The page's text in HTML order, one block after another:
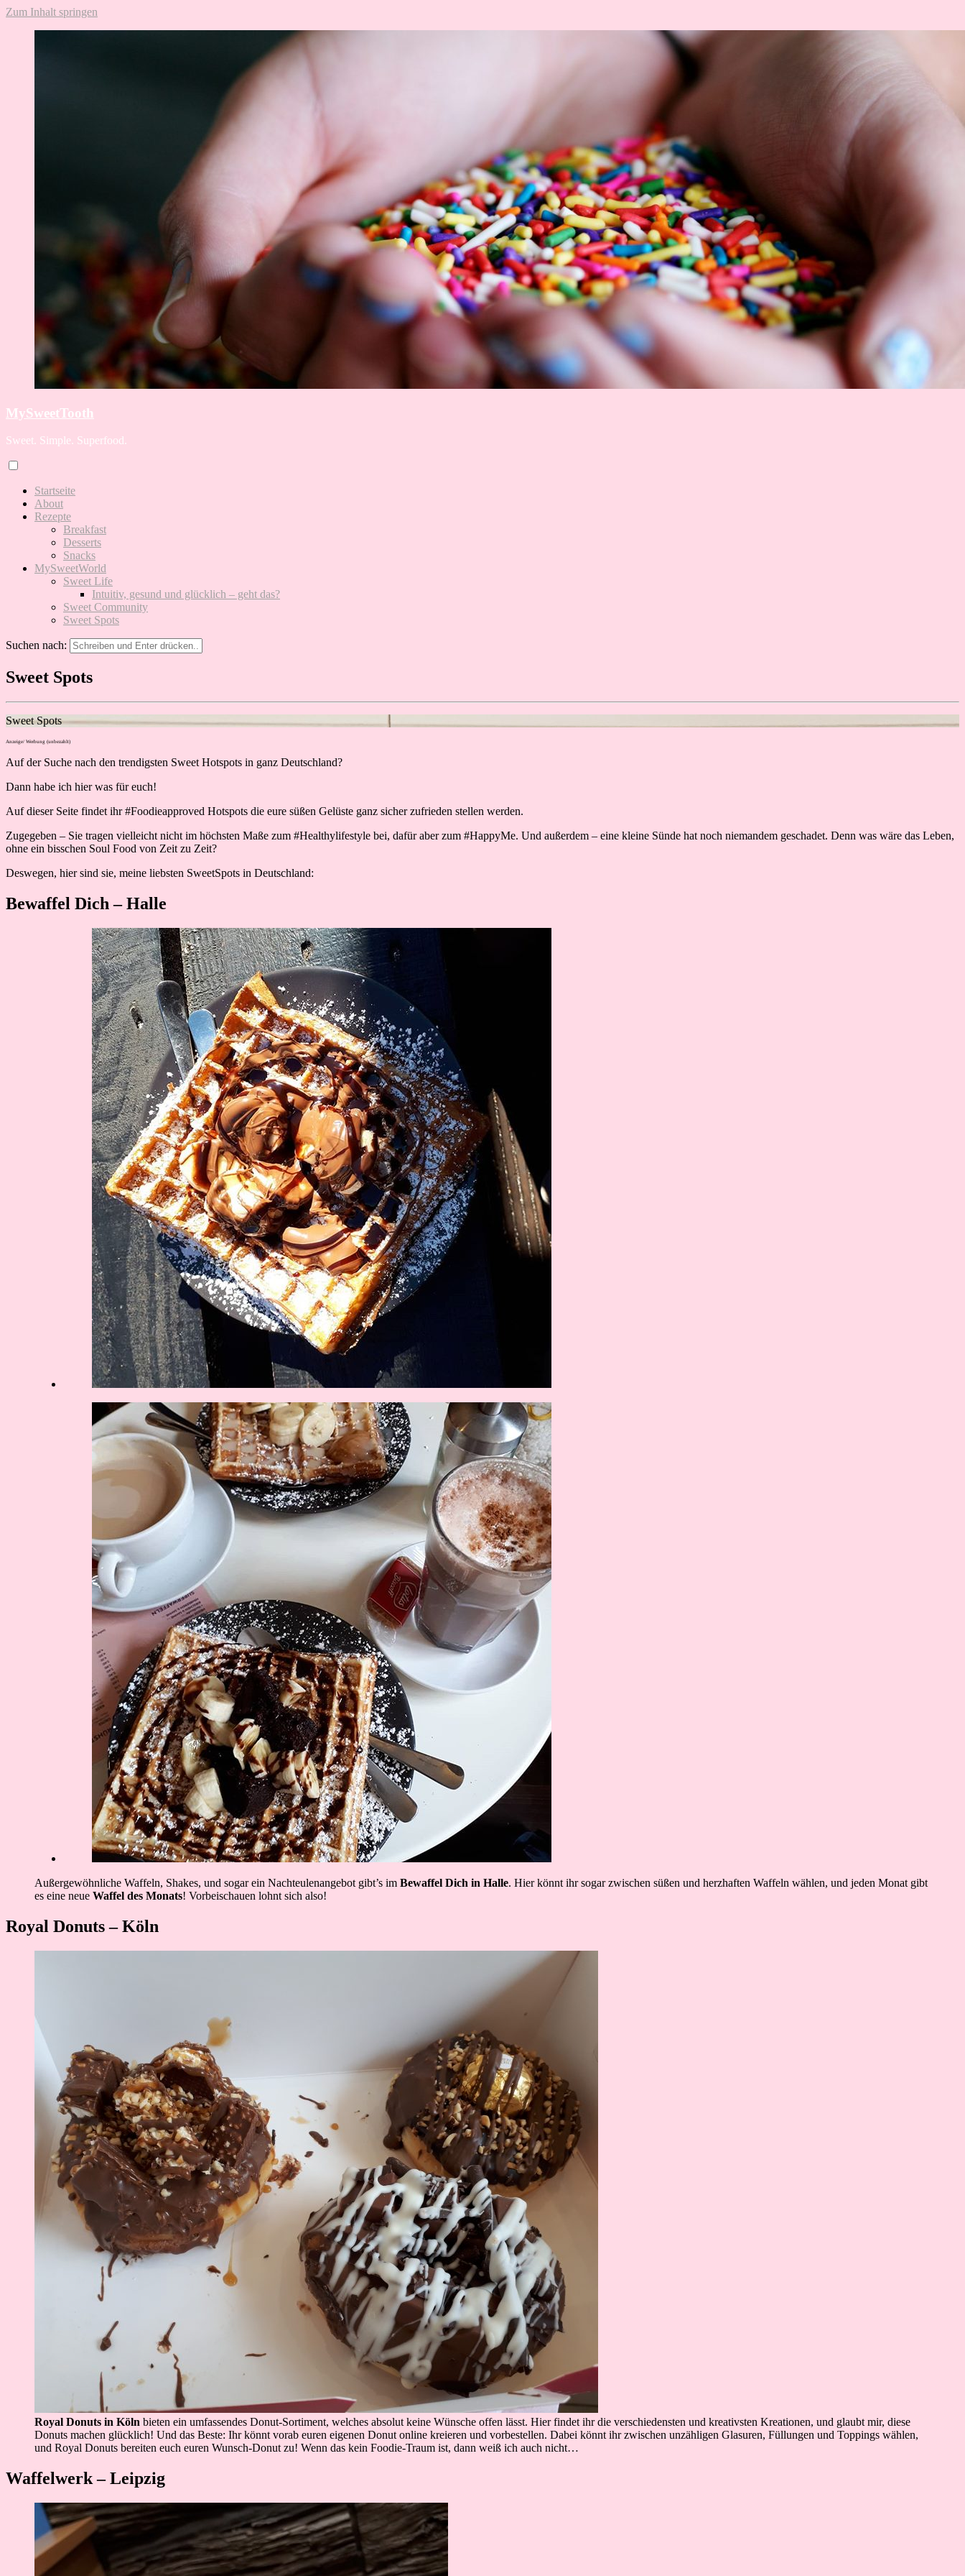
Zum Inhalt springen
MySweetTooth
Sweet. Simple. Superfood.
Startseite
About
Rezepte
Breakfast
Desserts
Snacks
MySweetWorld
Sweet Life
Intuitiv, gesund und glücklich – geht das?
Sweet Community
Sweet Spots
Suchen nach:
Sweet Spots
Sweet Spots
Anzeige/ Werbung (unbezahlt)
Auf der Suche nach den trendigsten Sweet Hotspots in ganz Deutschland?
Dann habe ich hier was für euch!
Auf dieser Seite findet ihr #Foodieapproved Hotspots die eure süßen Gelüste ganz sicher zufrieden stellen werden.
Zugegeben – Sie tragen vielleicht nicht im höchsten Maße zum #Healthylifestyle bei, dafür aber zum #HappyMe. Und außerdem – eine kleine Sünde hat noch niemandem geschadet. Denn was wäre das Leben,
ohne ein bisschen Soul Food von Zeit zu Zeit?
Deswegen, hier sind sie, meine liebsten SweetSpots in Deutschland:
Bewaffel Dich – Halle
Außergewöhnliche Waffeln, Shakes, und sogar ein Nachteulenangebot gibt’s im Bewaffel Dich in Halle. Hier könnt ihr sogar zwischen süßen und herzhaften Waffeln wählen, und jeden Monat gibt
es eine neue Waffel des Monats! Vorbeischauen lohnt sich also!
Royal Donuts – Köln
Royal Donuts in Köln bieten ein umfassendes Donut-Sortiment, welches absolut keine Wünsche offen lässt. Hier findet ihr die verschiedensten und kreativsten Kreationen, und glaubt mir, diese
Donuts machen glücklich! Und das Beste: Ihr könnt vorab euren eigenen Donut online kreieren und vorbestellen. Dabei könnt ihr zwischen unzähligen Glasuren, Füllungen und Toppings wählen,
und Royal Donuts bereiten euch euren Wunsch-Donut zu! Wenn das kein Foodie-Traum ist, dann weiß ich auch nicht…
Waffelwerk – Leipzig